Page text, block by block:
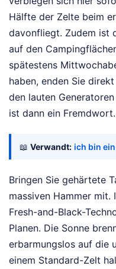
Hälfte der Zelte beim
davonfliegt. Zudem ist
auf den
spätestens
haben, enden Sie
den lauten
ist dann ein Fremdwort.
📖 Verwandt: ich bin
Bringen Sie gehärtete
massiven Hammer mit.
Fresh-and-Black-
Planen. Die Sonne
erbarmungslos auf die
einem Standard-Zelt